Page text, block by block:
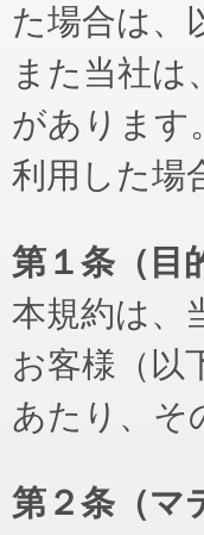
た場合は、
また当社は
があります
利用した場
第１条（目
本規約は、
お客様（以
あたり、そ
第２条（マ